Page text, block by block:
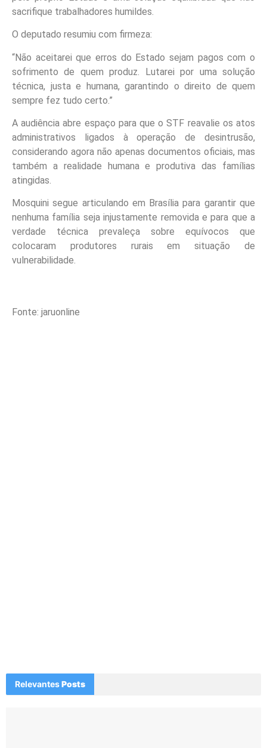
sacrifique trabalhadores humildes.
O deputado resumiu com firmeza:
“Não aceitarei que erros do Estado sejam pagos com o
sofrimento de quem produz. Lutarei por uma solução
técnica, justa e humana, garantindo o direito de quem
sempre fez tudo certo.”
A audiência abre espaço para que o STF reavalie os atos
administrativos ligados à operação de desintrusão,
considerando agora não apenas documentos oficiais, mas
também a realidade humana e produtiva das famílias
atingidas.
Mosquini segue articulando em Brasília para garantir que
nenhuma família seja injustamente removida e para que a
verdade técnica prevaleça sobre equívocos que
colocaram produtores rurais em situação de
vulnerabilidade.
Fonte: jaruonline
RelevantesPosts